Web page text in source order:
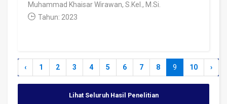
Muhammad Khaisar Wirawan, S.Kel., M.Si.
Tahun: 2023
‹ 1 2 3 4 5 6 7 8 9 10 ›
Lihat Seluruh Hasil Penelitian